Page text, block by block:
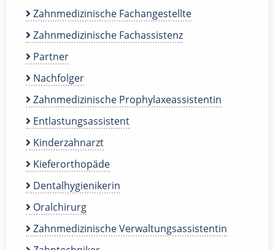
Zahnmedizinische Fachangestellte
Zahnmedizinische Fachassistenz
Partner
Nachfolger
Zahnmedizinische Prophylaxeassistentin
Entlastungsassistent
Kinderzahnarzt
Kieferorthopäde
Dentalhygienikerin
Oralchirurg
Zahnmedizinische Verwaltungsassistentin